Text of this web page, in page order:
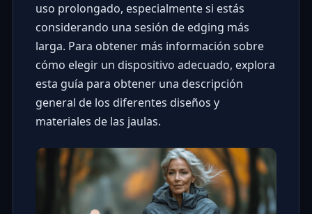
uso prolongado, especialmente si estás
considerando una sesión de edging más
larga. Para obtener más información sobre
cómo elegir un dispositivo adecuado, explora
esta guía para obtener una descripción
general de los diferentes diseños y
materiales de las jaulas.